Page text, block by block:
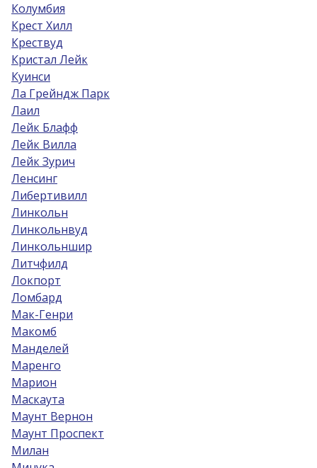
Колумбия
Крест Хилл
Крествуд
Кристал Лейк
Куинси
Ла Грейндж Парк
Лаил
Лейк Блафф
Лейк Вилла
Лейк Зурич
Ленсинг
Либертивилл
Линкольн
Линкольнвуд
Линкольншир
Литчфилд
Локпорт
Ломбард
Мак-Генри
Макомб
Манделей
Маренго
Марион
Маскаута
Маунт Вернон
Маунт Проспект
Милан